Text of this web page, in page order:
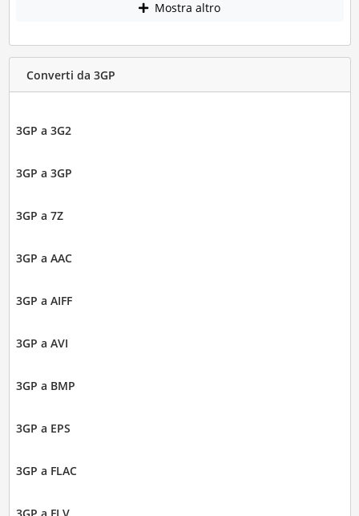
Mostra altro
Converti da 3GP
3GP a 3G2
3GP a 3GP
3GP a 7Z
3GP a AAC
3GP a AIFF
3GP a AVI
3GP a BMP
3GP a EPS
3GP a FLAC